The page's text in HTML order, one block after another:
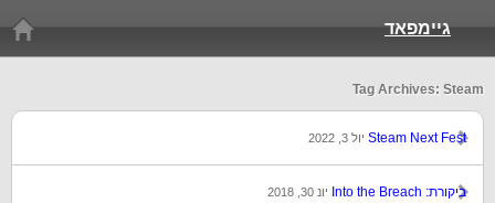
גיימפאד
Tag Archives: Steam
Steam Next Fest יול 3, 2022
ביקורת: Into the Breach יונ 30, 2018